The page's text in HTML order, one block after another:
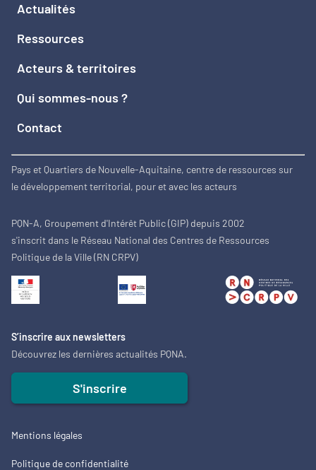
Actualités
Ressources
Acteurs & territoires
Qui sommes-nous ?
Contact
Pays et Quartiers de Nouvelle-Aquitaine, centre de ressources sur
le développement territorial, pour et avec les acteurs
PQN-A, Groupement d'Intérêt Public (GIP) depuis 2002
s'inscrit dans le Réseau National des Centres de Ressources
Politique de la Ville (RN CRPV)
S’inscrire aux newsletters
Découvrez les dernières actualités PQNA.
S'inscrire
Mentions légales
Politique de confidentialité